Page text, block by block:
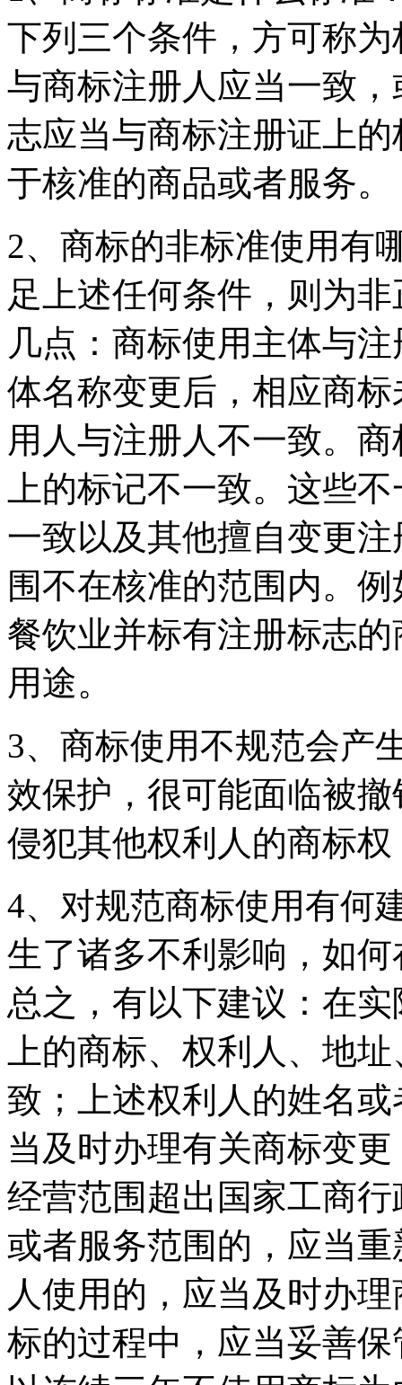
下列三个条件，方可称
与商标注册人应当一致
志应当与商标注册证上
于核准的商品或者服务。
2、商标的非标准使用有
足上述任何条件，则为
几点：商标使用主体与
体名称变更后，相应商
用人与注册人不一致。
上的标记不一致。这些
一致以及其他擅自变更
围不在核准的范围内。
餐饮业并标有注册标志
用途。
3、商标使用不规范会产
效保护，很可能面临被
侵犯其他权利人的商标
4、对规范商标使用有何
生了诸多不利影响，如
总之，有以下建议：在
上的商标、权利人、地
致；上述权利人的姓名
当及时办理有关商标变
经营范围超出国家工商
或者服务范围的，应当
人使用的，应当及时办
标的过程中，应当妥善